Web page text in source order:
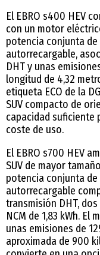
El EBRO s400 HEV
con un motor
potencia conjunta de
autorrecargable,
DHT y unas
longitud de 4,32
etiqueta ECO de la
SUV compacto de
capacidad suficiente
coste de uso.
El EBRO s700 HEV
SUV de mayor
potencia conjunta de
autorrecargable
transmisión DHT,
NCM de 1,83 kWh.
unas emisiones de
aproximada de 900